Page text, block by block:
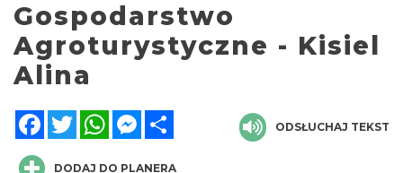
Gospodarstwo
Agroturystyczne - Kisiel
Alina
FacebookTwitterWhatsAppMessenger
ODSŁUCHAJ TEKST
DODAJ DO PLANERA